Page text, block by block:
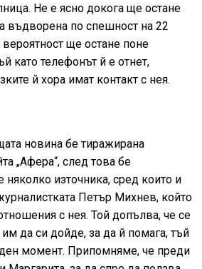
Не е ясно докога ще остане
въдворена по спешност на 22
ще остане поне
като телефонът й е отнет,
й хора имат контакт с нея.
новина бе тиражирана
„Афера“, след това бе
източника, сред които и
Петър Михнев, който
с нея. Той допълва, че се
да си дойде, за да й помага, тъй
момент. Припомняме, че преди